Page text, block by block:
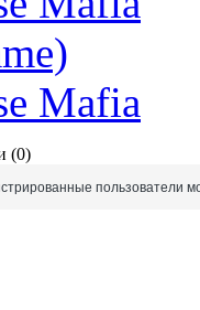
Mafia
(0)
пользователи